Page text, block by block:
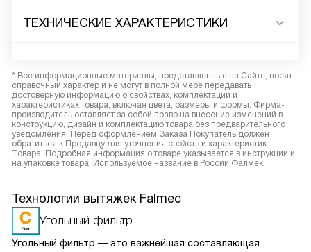
ТЕХНИЧЕСКИЕ ХАРАКТЕРИСТИКИ
* Все информационные материалы, представленные на Сайте, носят
справочный характер и не могут в полной мере передавать
достоверную информацию о свойствах, комплектации и
характеристиках товара, включая цвета, размеры и формы. Фирма-
производитель оставляет за собой право на внесение изменений в
конструкцию, дизайн и комплектацию товара без предварительного
уведомления. Перед оформлением Заказа Покупатель должен
обратиться к Продавцу для уточнения свойств и характеристик
Товара. Подробная информация о товаре указывается в инструкции и
на упаковке товара. Используемое название в России Фалмек
Технологии вытяжек Falmec
Угольный фильтр
Угольный фильтр — это важнейшая составляющая